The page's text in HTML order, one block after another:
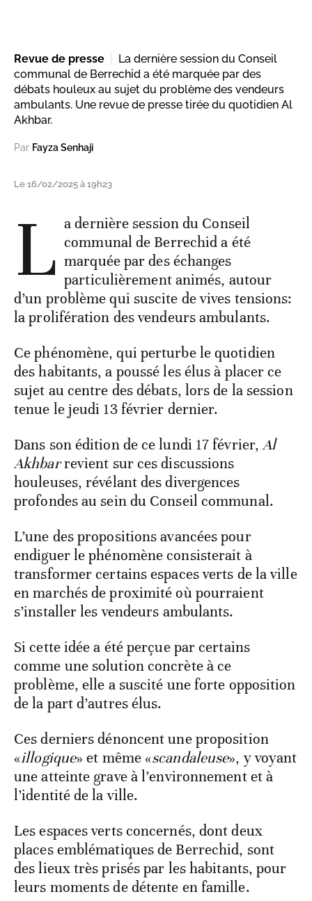
Revue de presse
La dernière session du Conseil
communal de Berrechid a été marquée par des
débats houleux au sujet du problème des vendeurs
ambulants. Une revue de presse tirée du quotidien Al
Akhbar.
Par Fayza Senhaji
Le 16/02/2025 à 19h23
L a dernière session du Conseil
communal de Berrechid a été
marquée par des échanges
particulièrement animés, autour
d’un problème qui suscite de vives tensions:
la prolifération des vendeurs ambulants.
Ce phénomène, qui perturbe le quotidien
des habitants, a poussé les élus à placer ce
sujet au centre des débats, lors de la session
tenue le jeudi 13 février dernier.
Dans son édition de ce lundi 17 février,Al
Akhbarrevient sur ces discussions
houleuses, révélant des divergences
profondes au sein du Conseil communal.
L’une des propositions avancées pour
endiguer le phénomène consisterait à
transformer certains espaces verts de la ville
en marchés de proximité où pourraient
s’installer les vendeurs ambulants.
Si cette idée a été perçue par certains
comme une solution concrète à ce
problème, elle a suscité une forte opposition
de la part d’autres élus.
Ces derniers dénoncent une proposition
«illogique» et même «scandaleuse», y voyant
une atteinte grave à l’environnement et à
l’identité de la ville.
Les espaces verts concernés, dont deux
places emblématiques de Berrechid, sont
des lieux très prisés par les habitants, pour
leurs moments de détente en famille.